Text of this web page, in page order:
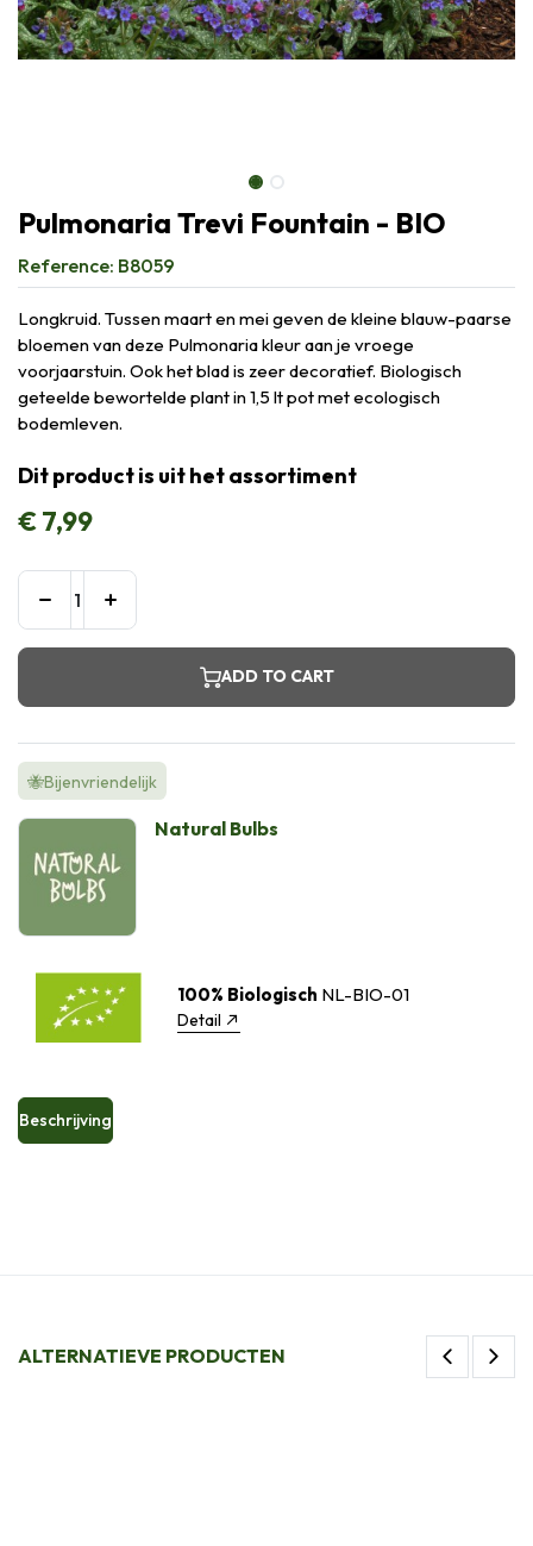
Pulmonaria Trevi Fountain - BIO
Reference: B8059
Longkruid. Tussen maart en mei geven de kleine blauw-paarse
bloemen van deze Pulmonaria kleur aan je vroege
voorjaarstuin. Ook het blad is zeer decoratief. Biologisch
geteelde bewortelde plant in 1,5 lt pot met ecologisch
bodemleven.
Dit product is uit het assortiment
€7,99
ADD TO CART
🐝Bijenvriendelijk
Natural Bulbs
100% Biologisch NL-BIO-01
Detail
Beschrijving
ALTERNATIEVE PRODUCTEN